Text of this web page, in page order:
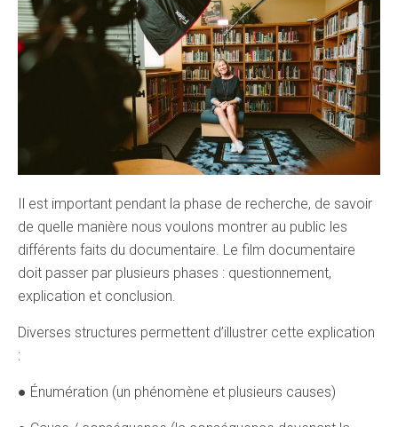
Il est important pendant la phase de recherche, de savoir
de quelle manière nous voulons montrer au public les
différents faits du documentaire. Le film documentaire
doit passer par plusieurs phases : questionnement,
explication et conclusion.
Diverses structures permettent d’illustrer cette explication
:
● Énumération (un phénomène et plusieurs causes)